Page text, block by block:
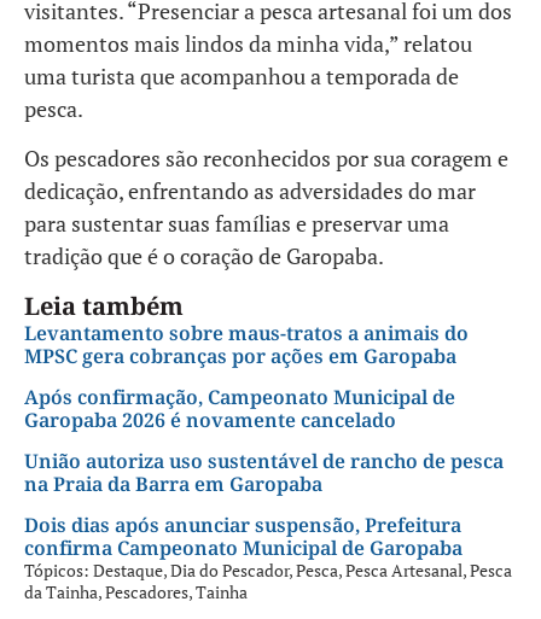
visitantes. “Presenciar a pesca artesanal foi um dos
momentos mais lindos da minha vida,” relatou
uma turista que acompanhou a temporada de
pesca.
Os pescadores são reconhecidos por sua coragem e
dedicação, enfrentando as adversidades do mar
para sustentar suas famílias e preservar uma
tradição que é o coração de Garopaba.
Leia também
Levantamento sobre maus-tratos a animais do
MPSC gera cobranças por ações em Garopaba
Após confirmação, Campeonato Municipal de
Garopaba 2026 é novamente cancelado
União autoriza uso sustentável de rancho de pesca
na Praia da Barra em Garopaba
Dois dias após anunciar suspensão, Prefeitura
confirma Campeonato Municipal de Garopaba
Tópicos: Destaque,Dia do Pescador,Pesca,Pesca Artesanal,Pesca
da Tainha,Pescadores,Tainha